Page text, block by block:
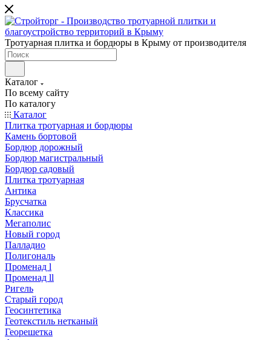
Тротуарная плитка и бордюры в Крыму от производителя
Каталог
По всему сайту
По каталогу
Каталог
Плитка тротуарная и бордюры
Камень бортовой
Бордюр дорожный
Бордюр магистральный
Бордюр садовый
Плитка тротуарная
Антика
Брусчатка
Классика
Мегаполис
Новый город
Палладио
Полигональ
Променад l
Променад ll
Ригель
Старый город
Геосинтетика
Геотекстиль нетканый
Георешетка